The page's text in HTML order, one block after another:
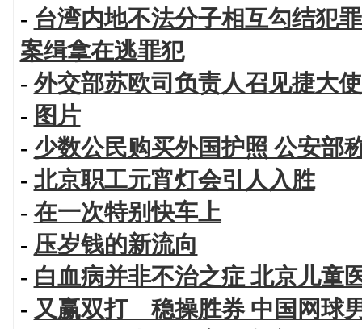
- 台湾内地不法分子相互勾结犯
案缉拿在逃罪犯
- 外交部苏欧司负责人召见捷大
- 图片
- 少数公民购买外国护照 公安部
- 北京职工元宵灯会引人入胜
- 在一次特别快车上
- 压岁钱的新流向
- 白血病并非不治之症 北京儿童
- 又赢双打 稳操胜券 中国网球